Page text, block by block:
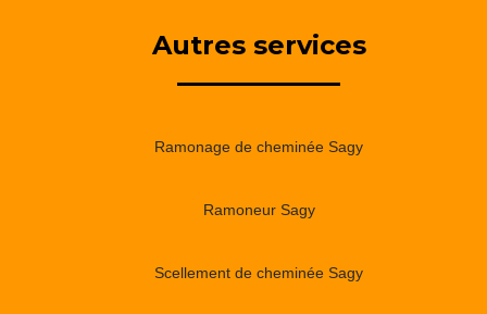
Autres services
Ramonage de cheminée Sagy
Ramoneur Sagy
Scellement de cheminée Sagy